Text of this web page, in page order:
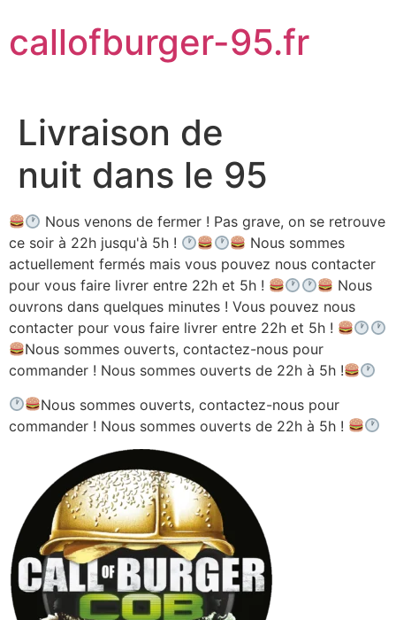
contenu
callofburger-95.fr
Livraison de
nuit dans le 95
Nous venons de fermer ! Pas grave, on se retrouve
ce soir à 22h jusqu'à 5h !
Nous sommes
actuellement fermés mais vous pouvez nous contacter
pour vous faire livrer entre 22h et 5h !
Nous
ouvrons dans quelques minutes ! Vous pouvez nous
contacter pour vous faire livrer entre 22h et 5h !
Nous sommes ouverts, contactez-nous pour
commander ! Nous sommes ouverts de 22h à 5h !
Nous sommes ouverts, contactez-nous pour
commander ! Nous sommes ouverts de 22h à 5h !